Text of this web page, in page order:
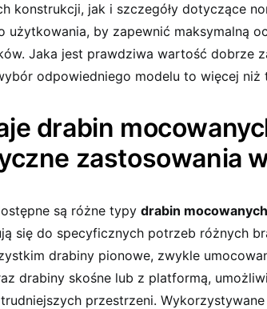
konstrukcji, jak i szczegóły dotyczące
użytkowania, by zapewnić maksymalną
Jaka jest prawdziwa wartość dobrze
odpowiedniego modelu to więcej niż
drabin
zastosowania
są różne typy drabin mocowanych
się do specyficznych potrzeb różnych
drabiny pionowe, zwykle
drabiny skośne lub z platformą,
przestrzeni. Wykorzystywane